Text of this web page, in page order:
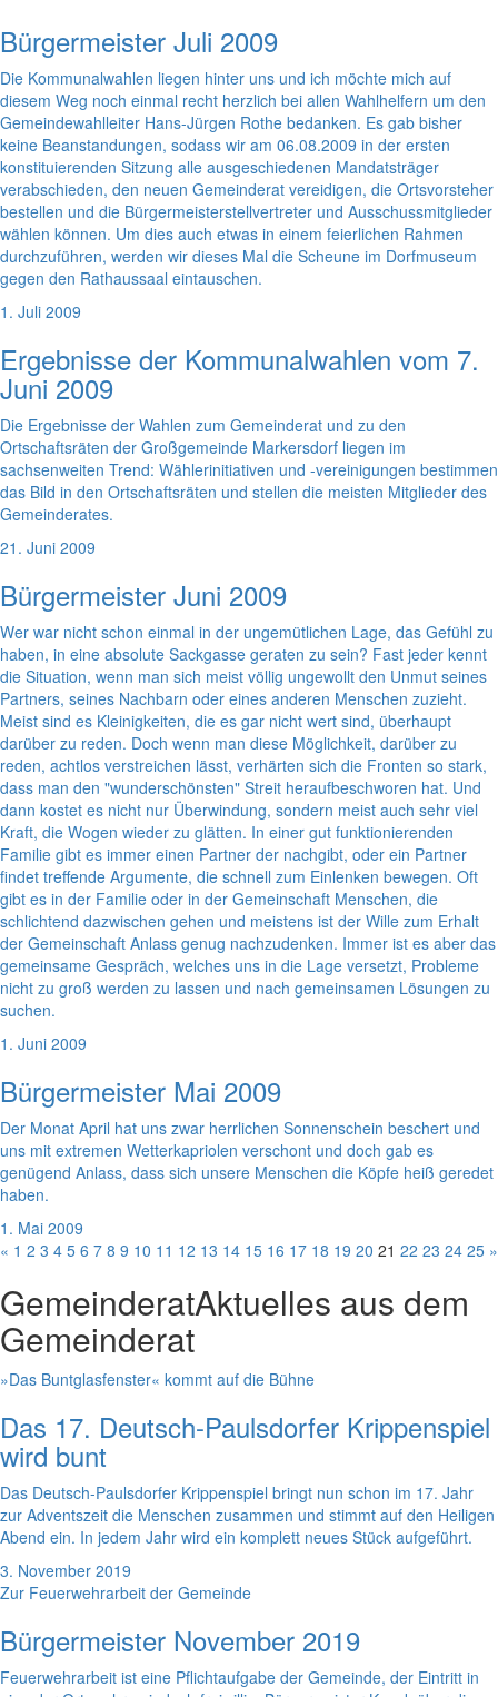
Bürgermeister Juli 2009
Die Kommunalwahlen liegen hinter uns und ich möchte mich auf
diesem Weg noch einmal recht herzlich bei allen Wahlhelfern um den
Gemeindewahlleiter Hans-Jürgen Rothe bedanken. Es gab bisher
keine Beanstandungen, sodass wir am 06.08.2009 in der ersten
konstituierenden Sitzung alle ausgeschiedenen Mandatsträger
verabschieden, den neuen Gemeinderat vereidigen, die Ortsvorsteher
bestellen und die Bürgermeisterstellvertreter und Ausschussmitglieder
wählen können. Um dies auch etwas in einem feierlichen Rahmen
durchzuführen, werden wir dieses Mal die Scheune im Dorfmuseum
gegen den Rathaussaal eintauschen.
1. Juli 2009
Ergebnisse der Kommunalwahlen vom 7.
Juni 2009
Die Ergebnisse der Wahlen zum Gemeinderat und zu den
Ortschaftsräten der Großgemeinde Markersdorf liegen im
sachsenweiten Trend: Wählerinitiativen und -vereinigungen bestimmen
das Bild in den Ortschaftsräten und stellen die meisten Mitglieder des
Gemeinderates.
21. Juni 2009
Bürgermeister Juni 2009
Wer war nicht schon einmal in der ungemütlichen Lage, das Gefühl zu
haben, in eine absolute Sackgasse geraten zu sein? Fast jeder kennt
die Situation, wenn man sich meist völlig ungewollt den Unmut seines
Partners, seines Nachbarn oder eines anderen Menschen zuzieht.
Meist sind es Kleinigkeiten, die es gar nicht wert sind, überhaupt
darüber zu reden. Doch wenn man diese Möglichkeit, darüber zu
reden, achtlos verstreichen lässt, verhärten sich die Fronten so stark,
dass man den "wunderschönsten" Streit heraufbeschworen hat. Und
dann kostet es nicht nur Überwindung, sondern meist auch sehr viel
Kraft, die Wogen wieder zu glätten. In einer gut funktionierenden
Familie gibt es immer einen Partner der nachgibt, oder ein Partner
findet treffende Argumente, die schnell zum Einlenken bewegen. Oft
gibt es in der Familie oder in der Gemeinschaft Menschen, die
schlichtend dazwischen gehen und meistens ist der Wille zum Erhalt
der Gemeinschaft Anlass genug nachzudenken. Immer ist es aber das
gemeinsame Gespräch, welches uns in die Lage versetzt, Probleme
nicht zu groß werden zu lassen und nach gemeinsamen Lösungen zu
suchen.
1. Juni 2009
Bürgermeister Mai 2009
Der Monat April hat uns zwar herrlichen Sonnenschein beschert und
uns mit extremen Wetterkapriolen verschont und doch gab es
genügend Anlass, dass sich unsere Menschen die Köpfe heiß geredet
haben.
1. Mai 2009
« 1 2 3 4 5 6 7 8 9 10 11 12 13 14 15 16 17 18 19 20 21 22 23 24 25 »
GemeinderatAktuelles aus dem
Gemeinderat
»Das Buntglasfenster« kommt auf die Bühne
Das 17. Deutsch-Paulsdorfer Krippenspiel
wird bunt
Das Deutsch-Paulsdorfer Krippenspiel bringt nun schon im 17. Jahr
zur Adventszeit die Menschen zusammen und stimmt auf den Heiligen
Abend ein. In jedem Jahr wird ein komplett neues Stück aufgeführt.
3. November 2019
Zur Feuerwehrarbeit der Gemeinde
Bürgermeister November 2019
Feuerwehrarbeit ist eine Pflichtaufgabe der Gemeinde, der Eintritt in